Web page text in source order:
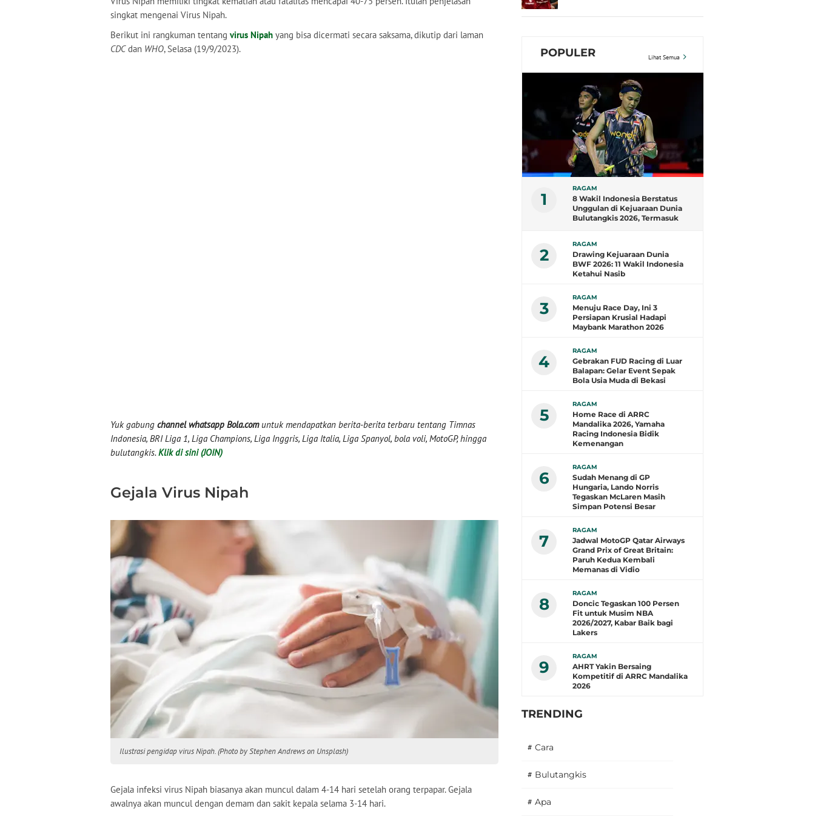
singkat mengenai Virus Nipah.
Berikut ini rangkuman tentang virus Nipah yang bisa dicermati secara saksama, dikutip dari laman
CDCdan WHO, Selasa (19/9/2023).
Yuk gabung channel whatsapp Bola.comuntuk mendapatkan berita-berita terbaru tentang Timnas
Indonesia, BRI Liga 1, Liga Champions, Liga Inggris, Liga Italia, Liga Spanyol, bola voli, MotoGP, hingga
bulutangkis. Klik di sini (JOIN)
Gejala Virus Nipah
Ilustrasi pengidap virus Nipah. (Photo by Stephen Andrews on Unsplash)
Gejala infeksi virus Nipah biasanya akan muncul dalam 4-14 hari setelah orang terpapar. Gejala
awalnya akan muncul dengan demam dan sakit kepala selama 3-14 hari.
POPULER Lihat Semua
1
RAGAM
8 Wakil Indonesia Berstatus
Unggulan di Kejuaraan Dunia
Bulutangkis 2026, Termasuk
2
RAGAM
Drawing Kejuaraan Dunia
BWF 2026: 11 Wakil Indonesia
Ketahui Nasib
3
RAGAM
Menuju Race Day, Ini 3
Persiapan Krusial Hadapi
Maybank Marathon 2026
4
RAGAM
Gebrakan FUD Racing di Luar
Balapan: Gelar Event Sepak
Bola Usia Muda di Bekasi
5
RAGAM
Home Race di ARRC
Mandalika 2026, Yamaha
Racing Indonesia Bidik
Kemenangan
6
RAGAM
Sudah Menang di GP
Hungaria, Lando Norris
Tegaskan McLaren Masih
Simpan Potensi Besar
7
RAGAM
Jadwal MotoGP Qatar Airways
Grand Prix of Great Britain:
Paruh Kedua Kembali
Memanas di Vidio
8
RAGAM
Doncic Tegaskan 100 Persen
Fit untuk Musim NBA
2026/2027, Kabar Baik bagi
Lakers
9
RAGAM
AHRT Yakin Bersaing
Kompetitif di ARRC Mandalika
2026
TRENDING
# Cara
# Bulutangkis
# Apa